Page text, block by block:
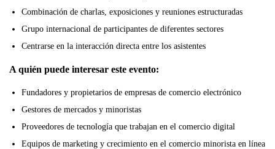
Combinación de charlas, exposiciones y reuniones estructuradas
Grupo internacional de participantes de diferentes sectores
Centrarse en la interacción directa entre los asistentes
A quién puede interesar este evento:
Fundadores y propietarios de empresas de comercio electrónico
Gestores de mercados y minoristas
Proveedores de tecnología que trabajan en el comercio digital
Equipos de marketing y crecimiento en el comercio minorista en línea